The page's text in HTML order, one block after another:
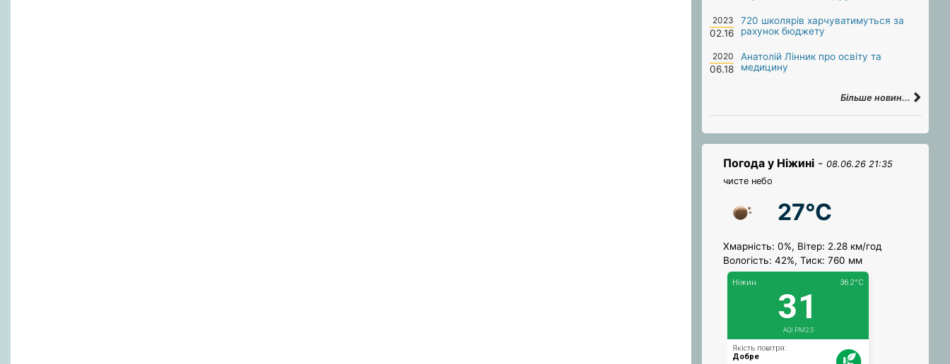
2023
02.16
720 школярів харчуватимуться за
рахунок бюджету
2020
06.18
Анатолій Лінник про освіту та
медицину
Більше новин...
Погода у Ніжині - 08.06.26 21:35
чисте небо
27°C
Хмарність: 0%, Вітер: 2.28 км/год
Вологість: 42%, Тиск: 760 мм